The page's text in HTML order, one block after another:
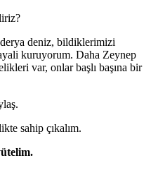
deniz, bildiklerimizi
kuruyorum. Daha Zeynep
var, onlar başlı başına bir
sahip çıkalım.